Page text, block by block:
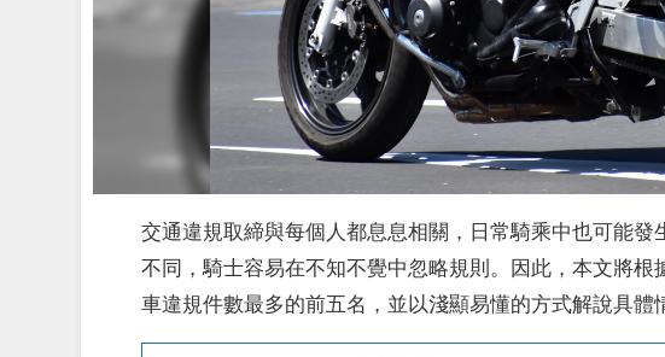
交通違規取締與每個人都息息相關，日常騎乘中也可能
不同，騎士容易在不知不覺中忽略規則。因此，本文將
車違規件數最多的前五名，並以淺顯易懂的方式解說具體